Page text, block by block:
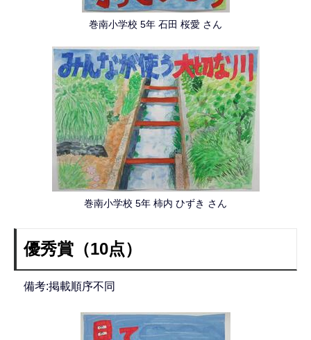
巻南小学校 5年 石田 桜愛 さん
巻南小学校 5年 柿内 ひずき さん
優秀賞（10点）
備考:掲載順序不同